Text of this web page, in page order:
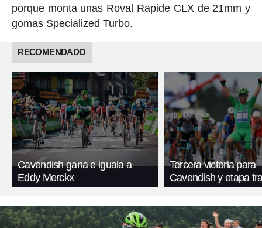
porque monta unas Roval Rapide CLX de 21mm y
gomas Specialized Turbo.
RECOMENDADO
Cavendish gana e iguala a
Eddy Merckx
Tercera victoria para
Cavendish y etapa